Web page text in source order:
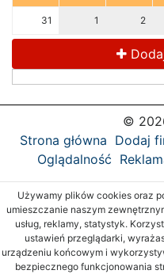
31 1 2
©
Strona główna Dodaj
Oglądalność
Używamy plików cookies oraz
umieszczanie naszym
usług, reklamy, statystyk.
ustawień przeglądarki,
urządzeniu końcowym i
bezpiecznego funkcjonowania